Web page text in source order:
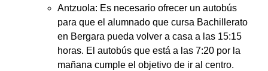
Antzuola: Es necesario ofrecer un autobús
para que el alumnado que cursa Bachillerato
en Bergara pueda volver a casa a las 15:15
horas. El autobús que está a las 7:20 por la
mañana cumple el objetivo de ir al centro.